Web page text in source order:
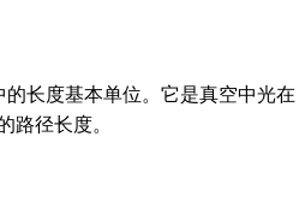
长度基本单位。它是真空中光在
路径长度。